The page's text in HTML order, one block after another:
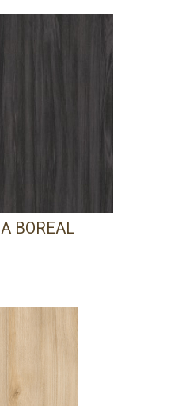
BOREAL